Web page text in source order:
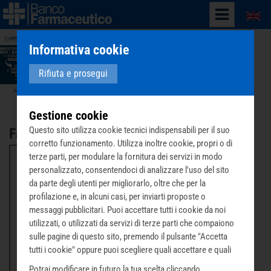
Farmacie RFV
Questo contenuto è fornito da terze parti
(www.google.com). Per visualizzare la mappa è
necessaria l'accettazione dei cookie di Google.
Accetta cookie di Google
Informativa cookie
Rifiuta e prosegui
Gestione cookie
Questo sito utilizza cookie tecnici indispensabili per il suo
corretto funzionamento. Utilizza inoltre cookie, propri o di
terze parti, per modulare la fornitura dei servizi in modo
personalizzato, consentendoci di analizzare l'uso del sito
da parte degli utenti per migliorarlo, oltre che per la
profilazione e, in alcuni casi, per inviarti proposte o
messaggi pubblicitari. Puoi accettare tutti i cookie da noi
utilizzati, o utilizzati da servizi di terze parti che compaiono
sulle pagine di questo sito, premendo il pulsante "Accetta
tutti i cookie" oppure puoi scegliere quali accettare e quali
rifiutare premendo il pulsante "Personalizza scelta cookie".